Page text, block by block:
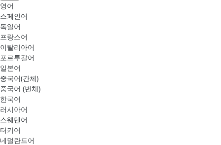
영어
스페인어
독일어
프랑스어
이탈리아어
포르투갈어
일본어
중국어(간체)
중국어 (번체)
한국어
러시아어
스웨덴어
터키어
네덜란드어